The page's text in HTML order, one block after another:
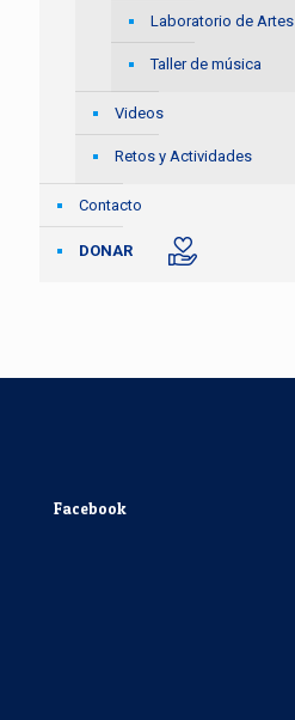
Laboratorio de Artes
Taller de música
Videos
Retos y Actividades
Contacto
DONAR
Facebook